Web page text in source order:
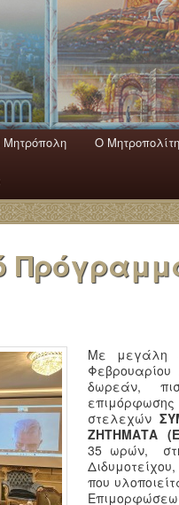
Mητρόπολη Ο
Με μεγάλη
Φεβρουαρίου
δωρεάν,
στελεχών
ΖΗΤΗΜΑΤΑ
35 ωρών,
που